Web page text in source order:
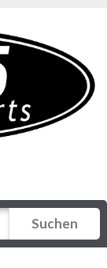
Suchen